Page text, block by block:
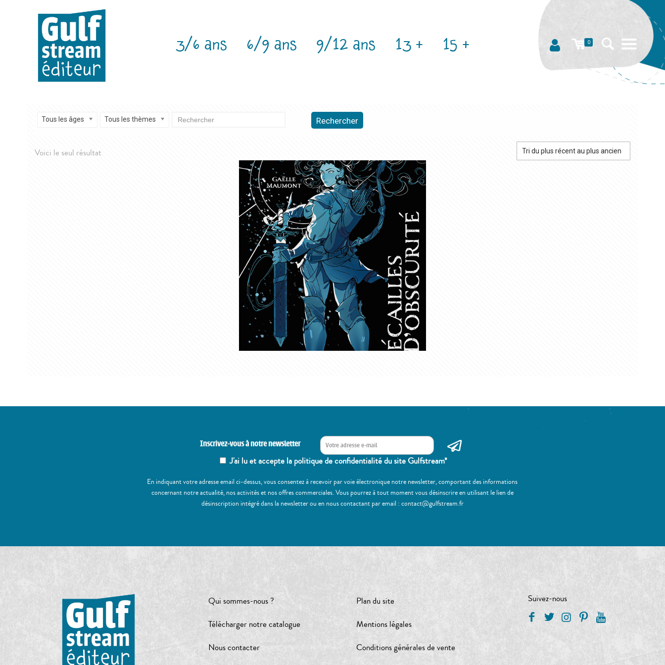
3/6 ans 6/9 ans 9/12 ans 13 + 15 + 0
Tous les âges Tous les thèmes Rechercher
Voici le seul résultat
Inscrivez-vous à notre newsletter
J'ai lu et accepte la politique de confidentialité du site Gulfstream*
En indiquant votre adresse email ci-dessus, vous consentez à recevoir par voie électronique notre newsletter, comportant des informations
concernant notre actualité, nos activités et nos offres commerciales. Vous pourrez à tout moment vous désinscrire en utilisant le lien de
désinscription intégré dans la newsletter ou en nous contactant par email : contact@gulfstream.fr
Qui sommes-nous ?
Télécharger notre catalogue
Nous contacter
Plan du site
Mentions légales
Conditions générales de vente
Suivez-nous